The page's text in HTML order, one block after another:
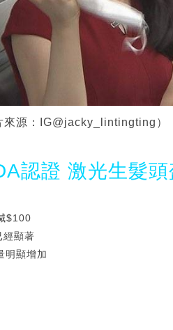
來源：IG@jacky_lintingting）
認證 激光生髮頭
$100
經顯著
明顯增加